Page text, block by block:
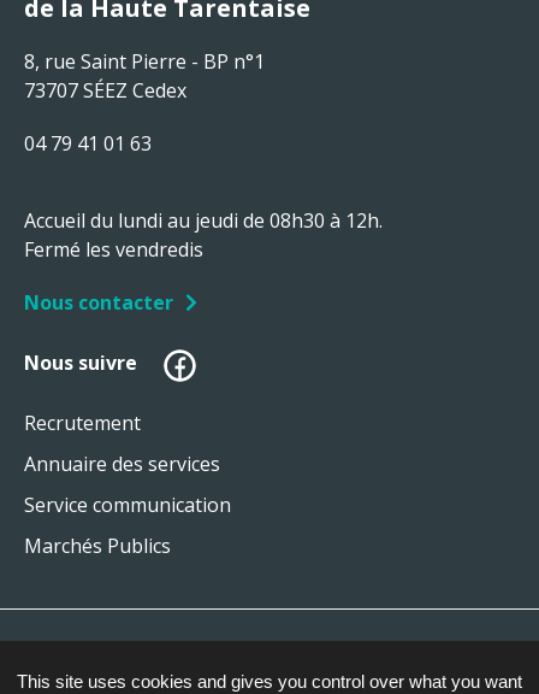
de la Haute Tarentaise
8, rue Saint Pierre - BP n°1
73707 SÉEZ Cedex
04 79 41 01 63
Accueil du lundi au jeudi de 08h30 à 12h.
Fermé les vendredis
Nous contacter
Nous suivre
Recrutement
Annuaire des services
Service communication
Marchés Publics
This site uses cookies and gives you control over what you want